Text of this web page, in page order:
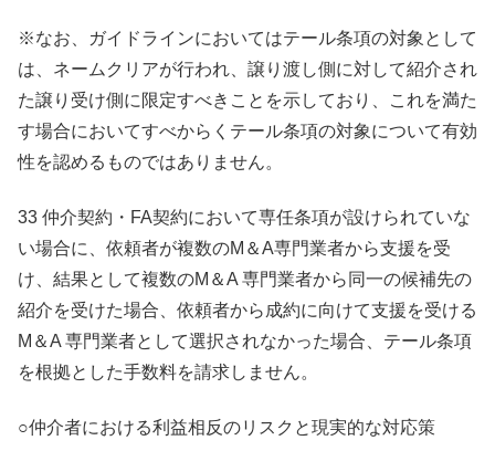
※なお、ガイドラインにおいてはテール条項の対象として
は、ネームクリアが行われ、譲り渡し側に対して紹介され
た譲り受け側に限定すべきことを示しており、これを満た
す場合においてすべからくテール条項の対象について有効
性を認めるものではありません。
33 仲介契約・FA契約において専任条項が設けられていな
い場合に、依頼者が複数のM＆A専門業者から支援を受
け、結果として複数のM＆A 専門業者から同一の候補先の
紹介を受けた場合、依頼者から成約に向けて支援を受ける
M＆A 専門業者として選択されなかった場合、テール条項
を根拠とした手数料を請求しません。
○仲介者における利益相反のリスクと現実的な対応策